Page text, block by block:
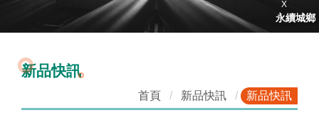
X
永續城鄉
新品快訊
首頁 新品快訊 新品快訊